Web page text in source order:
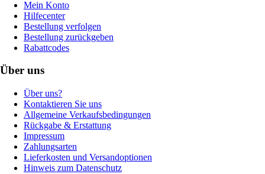
Mein Konto
Hilfecenter
Bestellung verfolgen
Bestellung zurückgeben
Rabattcodes
Über uns
Über uns?
Kontaktieren Sie uns
Allgemeine Verkaufsbedingungen
Rückgabe & Erstattung
Impressum
Zahlungsarten
Lieferkosten und Versandoptionen
Hinweis zum Datenschutz